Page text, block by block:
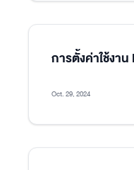
การตั้งค่าใช้งาน
Oct. 29, 2024